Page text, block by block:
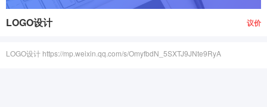
LOGO设计 议价
LOGO设计 https://mp.weixin.qq.com/s/OmyfbdN_5SXTJ9JNte9RyA